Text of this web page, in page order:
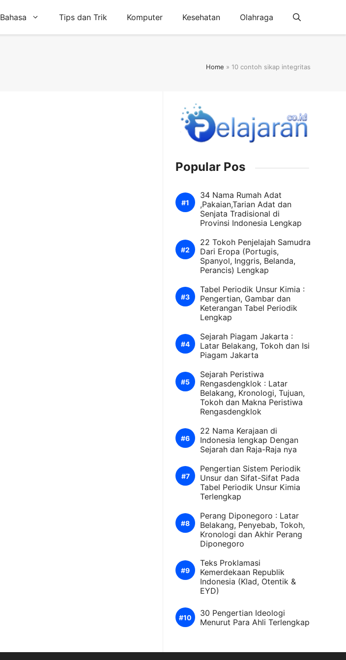
Bahasa Tips dan Trik Komputer Kesehatan Olahraga
Home » 10 contoh sikap integritas
Popular Pos
34 Nama Rumah Adat
,Pakaian,Tarian Adat dan
Senjata Tradisional di
Provinsi Indonesia Lengkap
22 Tokoh Penjelajah Samudra
Dari Eropa (Portugis,
Spanyol, Inggris, Belanda,
Perancis) Lengkap
Tabel Periodik Unsur Kimia :
Pengertian, Gambar dan
Keterangan Tabel Periodik
Lengkap
Sejarah Piagam Jakarta :
Latar Belakang, Tokoh dan Isi
Piagam Jakarta
Sejarah Peristiwa
Rengasdengklok : Latar
Belakang, Kronologi, Tujuan,
Tokoh dan Makna Peristiwa
Rengasdengklok
22 Nama Kerajaan di
Indonesia lengkap Dengan
Sejarah dan Raja-Raja nya
Pengertian Sistem Periodik
Unsur dan Sifat-Sifat Pada
Tabel Periodik Unsur Kimia
Terlengkap
Perang Diponegoro : Latar
Belakang, Penyebab, Tokoh,
Kronologi dan Akhir Perang
Diponegoro
Teks Proklamasi
Kemerdekaan Republik
Indonesia (Klad, Otentik &
EYD)
30 Pengertian Ideologi
Menurut Para Ahli Terlengkap